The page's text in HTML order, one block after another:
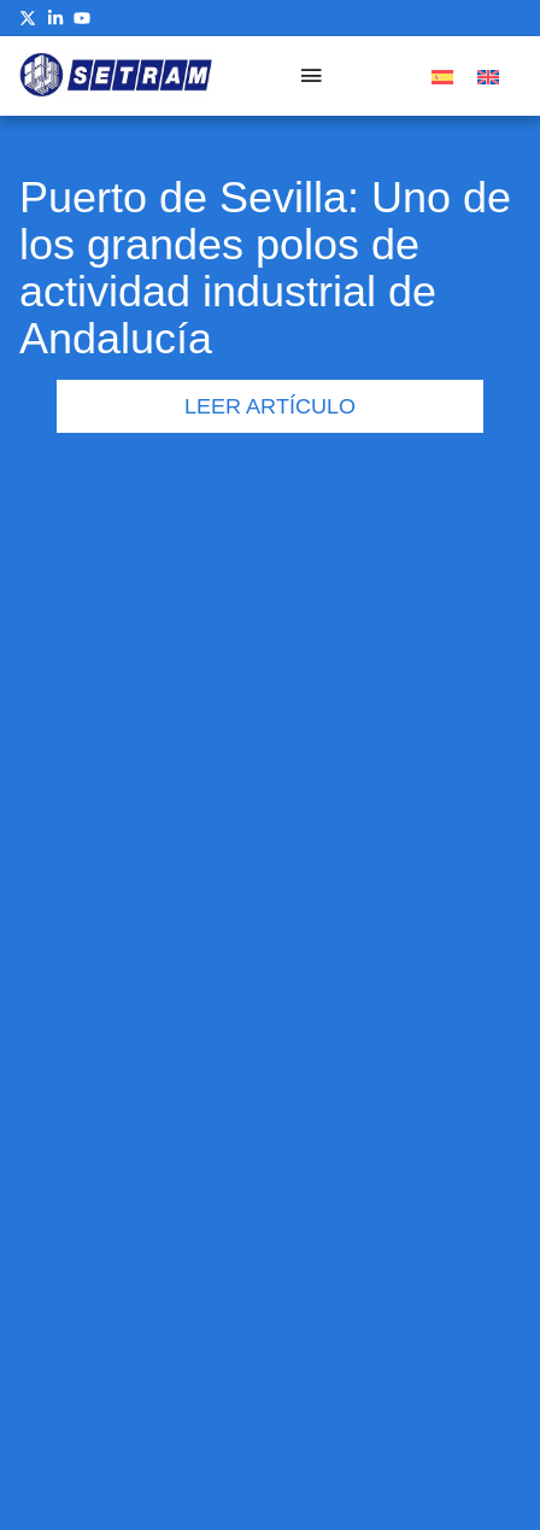
Puerto de Sevilla: Uno de
los grandes polos de
actividad industrial de
Andalucía
LEER ARTÍCULO